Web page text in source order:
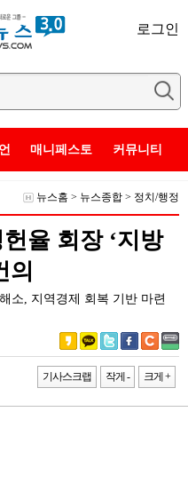
로그인
매니페스토 커뮤니티
뉴스홈 > 뉴스종합 > 정치/행정
율 회장 ‘지방
의
소, 지역경제 회복 기반 마련
기사스크랩 작게 - 크게 +